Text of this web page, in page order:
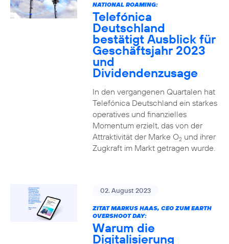
NATIONAL ROAMING:
Telefónica
Deutschland
bestätigt Ausblick für
Geschäftsjahr 2023
und
Dividendenzusage
In den vergangenen Quartalen hat
Telefónica Deutschland ein starkes
operatives und finanzielles
Momentum erzielt, das von der
Attraktivität der Marke O2und ihrer
Zugkraft im Markt getragen wurde.
02. August 2023
ZITAT MARKUS HAAS, CEO ZUM EARTH
OVERSHOOT DAY:
Warum die
Digitalisierung